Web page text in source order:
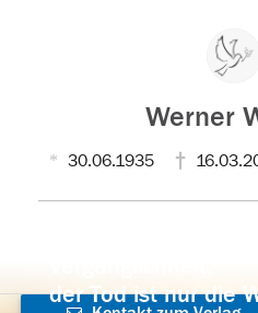
Werner
30.06.1935
der Tod ist nur die